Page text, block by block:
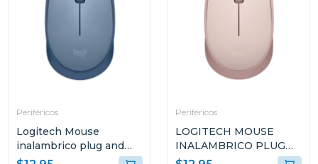
Periféricos
Logitech Mouse
inalambrico plug and
play gris azulado m170
Periféricos
LOGITECH MOUSE
INALAMBRICO PLUG
AND PLAY ROSADO